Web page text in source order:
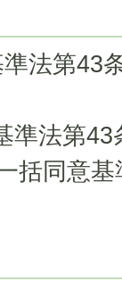
法第43
準法第
括同意